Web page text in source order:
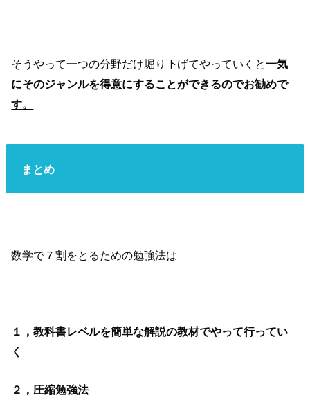
そうやって一つの分野だけ堀り下げてやっていくと一気
にそのジャンルを得意にすることができるのでお勧めで
す。
まとめ
数学で７割をとるための勉強法は
１，教科書レベルを簡単な解説の教材でやって行ってい
く
２，圧縮勉強法